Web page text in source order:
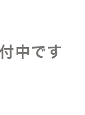
中です